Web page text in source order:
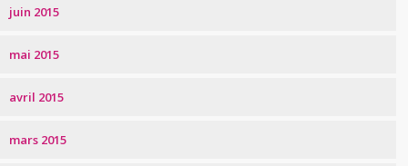
juin 2015
mai 2015
avril 2015
mars 2015